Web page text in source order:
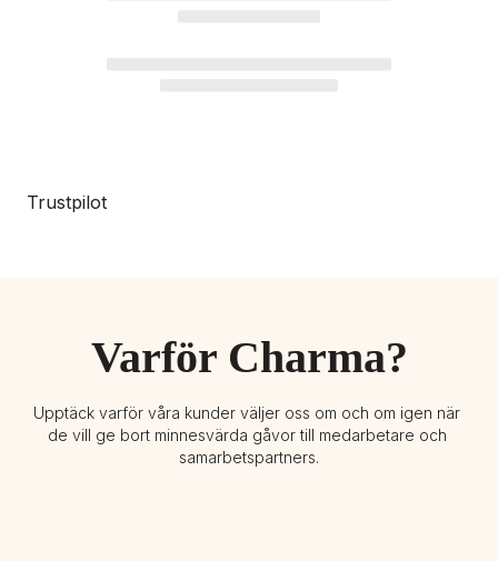
Trustpilot
Varför Charma?
Upptäck varför våra kunder väljer oss om och om igen när
de vill ge bort minnesvärda gåvor till medarbetare och
samarbetspartners.